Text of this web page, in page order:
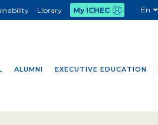
ALUMNI EXECUTIVE EDUCATION
Library My ICHEC En